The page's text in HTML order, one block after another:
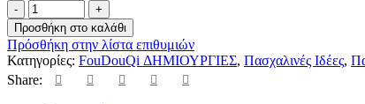
Προσθήκη στο καλάθι
Πρόσθήκη στην λίστα επιθυμιών
Κατηγορίες: FouDouQi ΔΗΜΙΟΥΡΓΙΕΣ, Πασχαλινές Ιδέες,
Share: